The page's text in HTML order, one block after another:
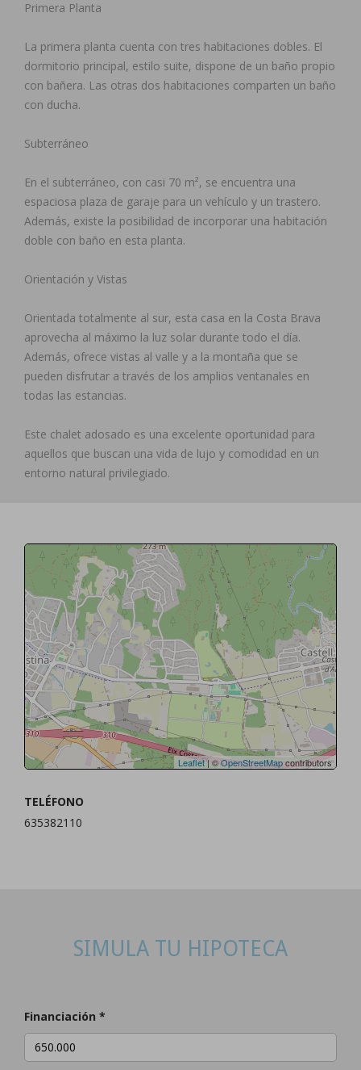
Primera Planta
La primera planta cuenta con tres habitaciones dobles. El
dormitorio principal, estilo suite, dispone de un baño propio
con bañera. Las otras dos habitaciones comparten un baño
con ducha.
Subterráneo
En el subterráneo, con casi 70 m², se encuentra una
espaciosa plaza de garaje para un vehículo y un trastero.
Además, existe la posibilidad de incorporar una habitación
doble con baño en esta planta.
Orientación y Vistas
Orientada totalmente al sur, esta casa en la Costa Brava
aprovecha al máximo la luz solar durante todo el día.
Además, ofrece vistas al valle y a la montaña que se
pueden disfrutar a través de los amplios ventanales en
todas las estancias.
Este chalet adosado es una excelente oportunidad para
aquellos que buscan una vida de lujo y comodidad en un
entorno natural privilegiado.
Leaflet| ©OpenStreetMapcontributors
TELÉFONO
635382110
SIMULA TU HIPOTECA
Financiación *